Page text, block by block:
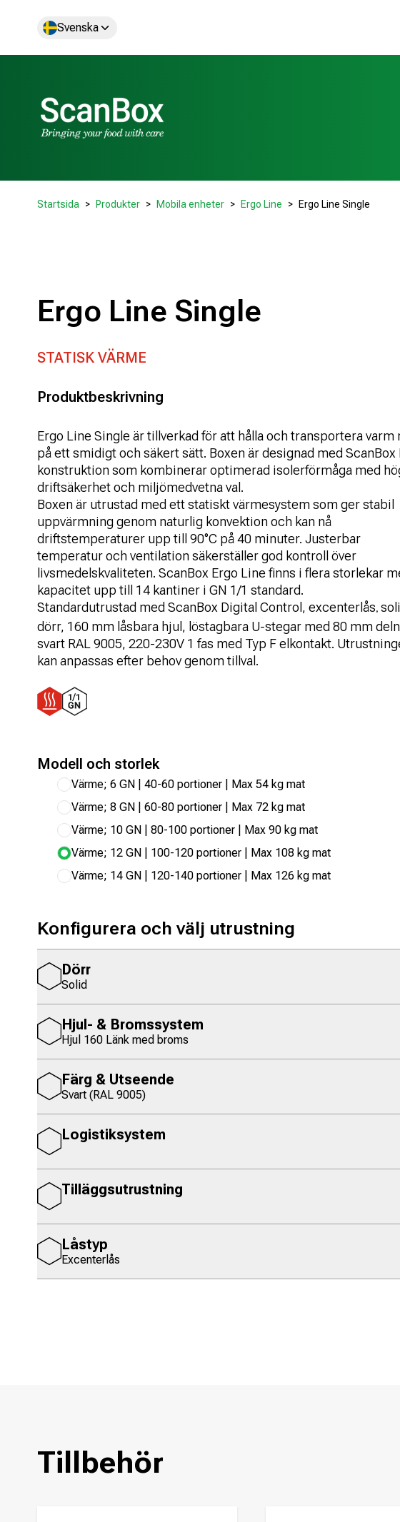
Svenska
Startsida Produkter Mobila enheter Ergo Line Ergo Line Single
Ergo Line Single
STATISK VÄRME
Produktbeskrivning
Ergo Line Single är tillverkad för att hålla och transportera varm
på ett smidigt och säkert sätt. Boxen är designad med ScanBox
konstruktion som kombinerar optimerad isolerförmåga med
driftsäkerhet och miljömedvetna val.
Boxen är utrustad med ett statiskt värmesystem som ger stabil
uppvärmning genom naturlig konvektion och kan nå
driftstemperaturer upp till 90°C på 40 minuter. Justerbar
temperatur och ventilation säkerställer god kontroll över
livsmedelskvaliteten. ScanBox Ergo Line finns i flera storlekar
kapacitet upp till 14 kantiner i GN 1/1 standard.
Standardutrustad med ScanBox Digital Control, excenterlås,
dörr, 160 mm låsbara hjul, löstagbara U-stegar med 80 mm
svart RAL 9005, 220-230V 1 fas med Typ F elkontakt.
kan anpassas efter behov genom tillval.
Modell och storlek
Värme; 6 GN | 40-60 portioner | Max 54 kg mat
Värme; 8 GN | 60-80 portioner | Max 72 kg mat
Värme; 10 GN | 80-100 portioner | Max 90 kg mat
Värme; 12 GN | 100-120 portioner | Max 108 kg mat
Värme; 14 GN | 120-140 portioner | Max 126 kg mat
Konfigurera och välj utrustning
Dörr
Solid
Hjul- & Bromssystem
Hjul 160 Länk med broms
Färg & Utseende
Svart (RAL 9005)
Logistiksystem
Tilläggsutrustning
Låstyp
Excenterlås
Tillbehör